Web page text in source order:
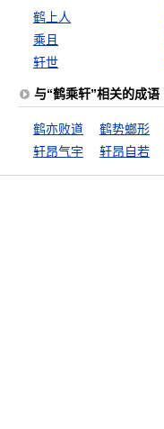
鹤上人
乘且
轩世
与“鹤乘轩”相关的成语
鹤亦败道 鹤势螂形
轩昂气宇
轩昂自若